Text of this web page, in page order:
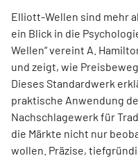
Elliott-Wellen sind mehr
ein Blick in die
Wellen“ vereint A.
und zeigt, wie
Dieses Standardwerk
praktische Anwendung
Nachschlagewerk für
die Märkte nicht nur
wollen. Präzise,